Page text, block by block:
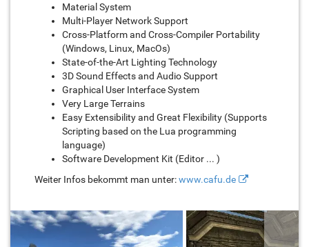
Material System
Multi-Player Network Support
Cross-Platform and Cross-Compiler Portability
(Windows, Linux, MacOs)
State-of-the-Art Lighting Technology
3D Sound Effects and Audio Support
Graphical User Interface System
Very Large Terrains
Easy Extensibility and Great Flexibility (Supports
Scripting based on the Lua programming
language)
Software Development Kit (Editor ... )
Weiter Infos bekommt man unter:www.cafu.de